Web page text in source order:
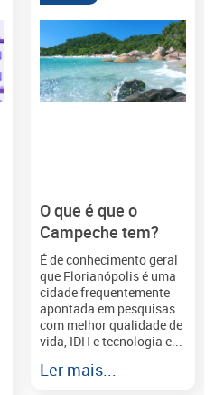
O que é que o
Campeche tem?
É de conhecimento geral
que Florianópolis é uma
cidade frequentemente
apontada em pesquisas
com melhor qualidade de
vida, IDH e tecnologia e...
Ler mais...